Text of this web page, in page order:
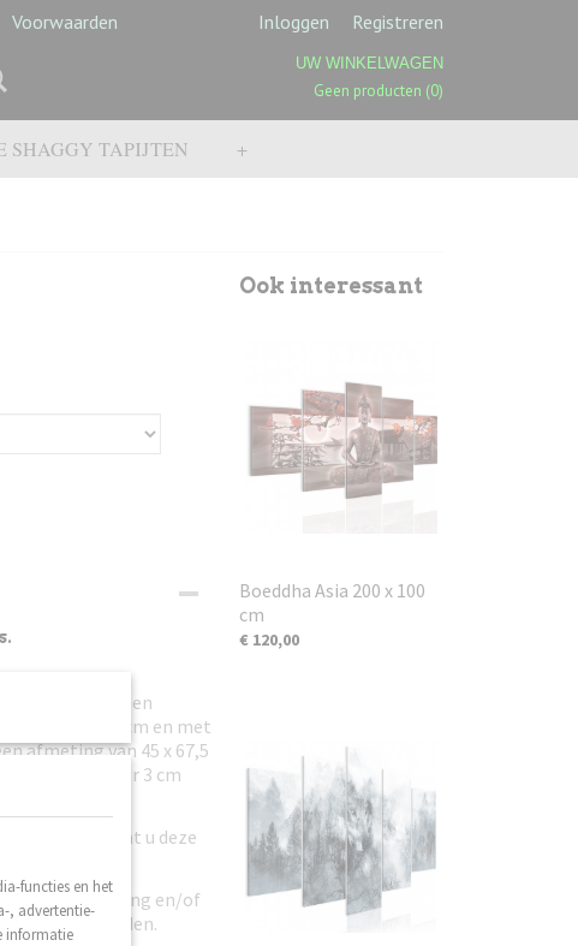
Voorwaarden Inloggen Registreren
UW WINKELWAGEN
Geen producten (0)
SHAGGY TAPIJTEN +
hebben een
cm en 40 x 60 cm en met
afmeting van 45 x 67,5
U laat ongeveer 3 cm
bevallen kunt u deze
beschadiging en/of
toegezonden.
Ook interessant
Boeddha Asia 200 x 100
cm
€ 120,00
functies en het
, advertentie-
informatie